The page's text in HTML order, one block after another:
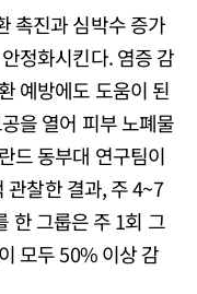
촉진과 심박수 증가
정화시킨다. 염증 감
예방에도 도움이 된
을 열어 피부 노폐물
드 동부대 연구팀이
관찰한 결과, 주 4~7
한 그룹은 주 1회 그
모두 50% 이상 감